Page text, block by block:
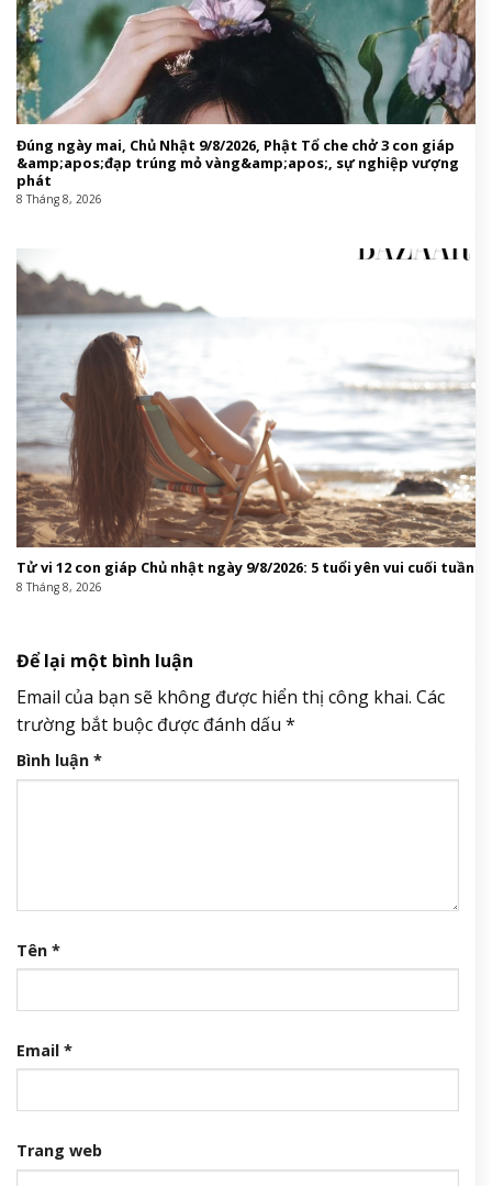
Đúng ngày mai, Chủ Nhật 9/8/2026, Phật Tổ che chở 3 con giáp
&amp;apos;đạp trúng mỏ vàng&amp;apos;, sự nghiệp vượng
phát
8 Tháng 8, 2026
Tử vi 12 con giáp Chủ nhật ngày 9/8/2026: 5 tuổi yên vui cuối tuần
8 Tháng 8, 2026
Để lại một bình luận
Email của bạn sẽ không được hiển thị công khai. Các
trường bắt buộc được đánh dấu *
Bình luận *
Tên *
Email *
Trang web